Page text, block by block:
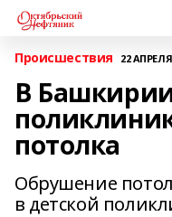
Происшествия 22 АПРЕЛЯ
В
потолка
Обрушение
в детской